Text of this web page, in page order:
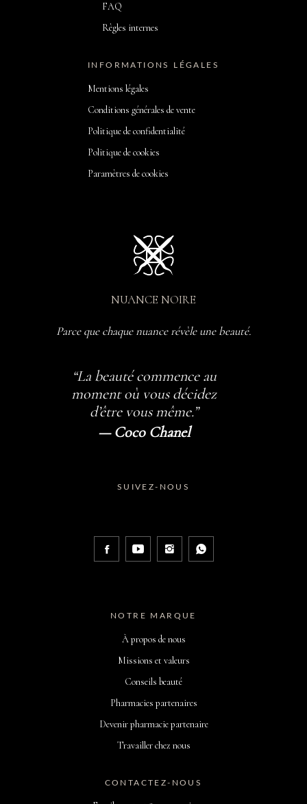
FAQ
Règles internes
INFORMATIONS LÉGALES
Mentions légales
Conditions générales de vente
Politique de confidentialité
Politique de cookies
Paramètres de cookies
NUANCE NOIRE
Parce que chaque nuance révèle une beauté.
“La beauté commence au
moment où vous décidez
d’être vous même.”
— Coco Chanel
SUIVEZ-NOUS
NOTRE MARQUE
À propos de nous
Missions et valeurs
Conseils beauté
Pharmacies partenaires
Devenir pharmacie partenaire
Travailler chez nous
CONTACTEZ-NOUS